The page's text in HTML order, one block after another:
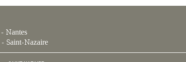
- Nantes
- Saint-Nazaire